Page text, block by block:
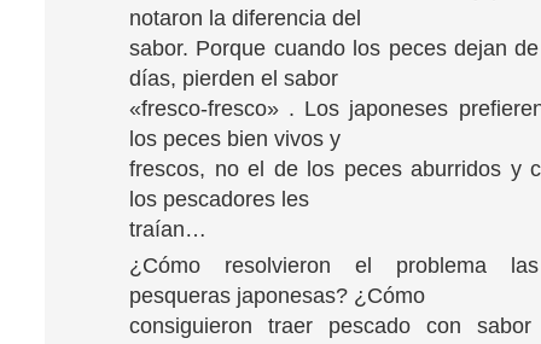
notaron la diferencia del
sabor. Porque cuando los peces dejan
días, pierden el sabor
«fresco-fresco» . Los japoneses
los peces bien vivos y
frescos, no el de los peces aburridos y
los pescadores les
traían…
¿Cómo resolvieron el problema
pesqueras japonesas? ¿Cómo
consiguieron traer pescado con